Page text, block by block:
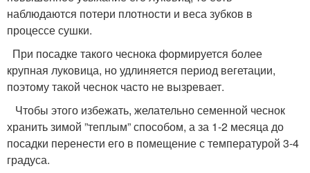
наблюдаются потери плотности и веса зубков в
процессе сушки.
При посадке такого чеснока формируется более
крупная луковица, но удлиняется период вегетации,
поэтому такой чеснок часто не вызревает.
Чтобы этого избежать, желательно семенной чеснок
хранить зимой ”теплым” способом, а за 1-2 месяца до
посадки перенести его в помещение с температурой 3-4
градуса.